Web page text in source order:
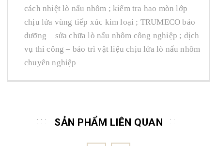
cách nhiệt lò nấu nhôm ; kiểm tra hao mòn lớp
chịu lửa vùng tiếp xúc kim loại ; TRUMECO bảo
dưỡng – sửa chữa lò nấu nhôm công nghiệp ; dịch
vụ thi công – bảo trì vật liệu chịu lửa lò nấu nhôm
chuyên nghiệp
SẢN PHẨM LIÊN QUAN